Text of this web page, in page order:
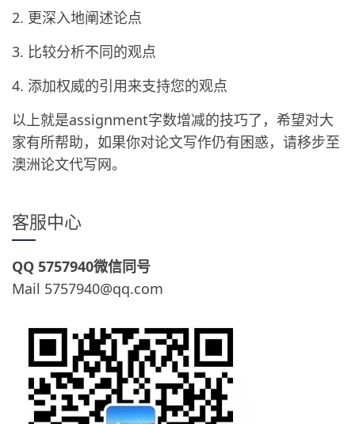
2. 更深入地阐述论点
3. 比较分析不同的观点
4. 添加权威的引用来支持您的观点
以上就是assignment字数增减的技巧了，希望对大
家有所帮助，如果你对论文写作仍有困惑，请移步至
澳洲论文代写网。
客服中心
QQ 5757940微信同号
Mail 5757940@qq.com